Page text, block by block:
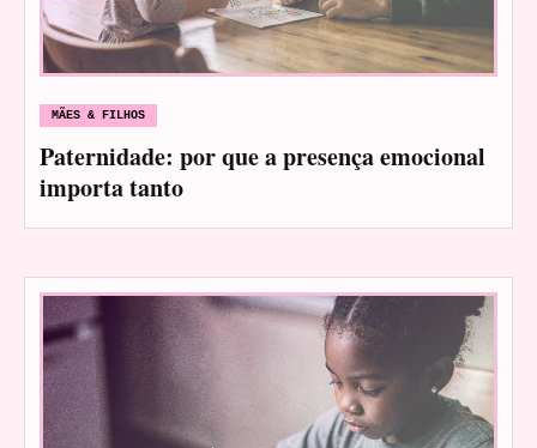
MÃES & FILHOS
Paternidade: por que a presença emocional
importa tanto